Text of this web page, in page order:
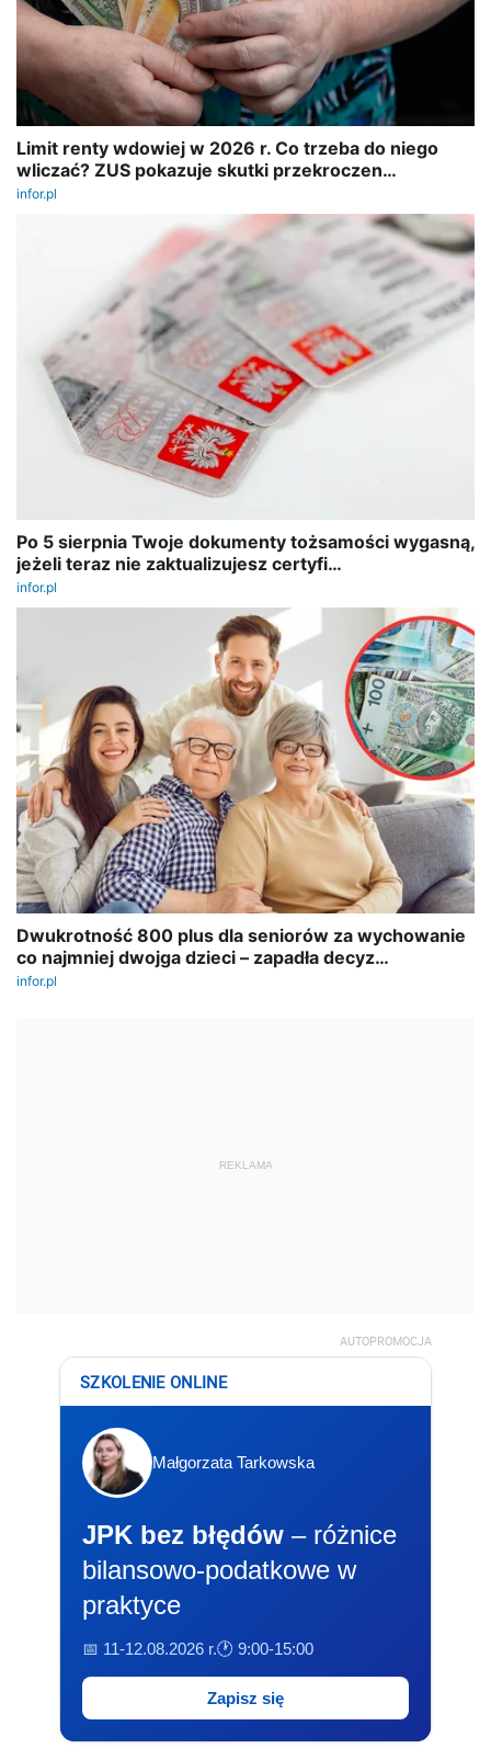
REKLAMA
AUTOPROMOCJA
SZKOLENIE ONLINE
Małgorzata Tarkowska
JPK bez błędów – różnice
bilansowo-podatkowe w
praktyce
📅 11-12.08.2026 r.🕐 9:00-15:00
Zapisz się